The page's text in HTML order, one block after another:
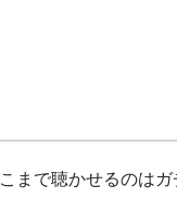
まで聴かせるのは